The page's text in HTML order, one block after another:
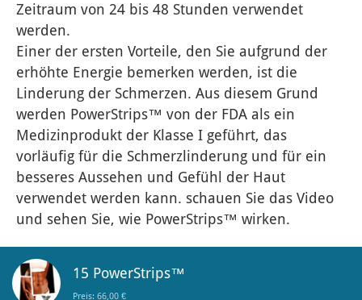
Zeitraum von 24 bis 48 Stunden verwendet
werden.
Einer der ersten Vorteile, den Sie aufgrund der
erhöhte Energie bemerken werden, ist die
Linderung der Schmerzen. Aus diesem Grund
werden PowerStrips™ von der FDA als ein
Medizinprodukt der Klasse I geführt, das
vorläufig für die Schmerzlinderung und für ein
besseres Aussehen und Gefühl der Haut
verwendet werden kann. schauen Sie das Video
und sehen Sie, wie PowerStrips™ wirken.
15 PowerStrips™
Preis: 66,00 €